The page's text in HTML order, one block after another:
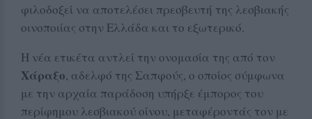
φιλοδοξεί να αποτελέσει πρεσβευτή της λεσβιακής
οινοποιίας στην Ελλάδα και το εξωτερικό.
Η νέα ετικέτα αντλεί την ονομασία της από τον
Χάραξο, αδελφό της Σαπφούς, ο οποίος σύμφωνα
με την αρχαία παράδοση υπήρξε έμπορος του
περίφημου λεσβιακού οίνου, μεταφέροντάς τον με